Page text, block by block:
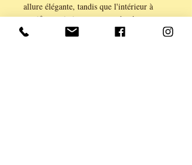
allure élégante, tandis que l'intérieur à
motif assorti ajoute une touche de
fantaisie.